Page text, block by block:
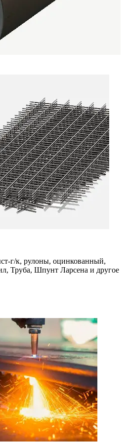
г/к, рулоны, оцинкованный,
Труба, Шпунт Ларсена и другое